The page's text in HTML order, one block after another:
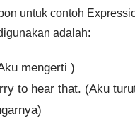
untuk contoh
adalah:
mengerti )
to hear that. (Aku